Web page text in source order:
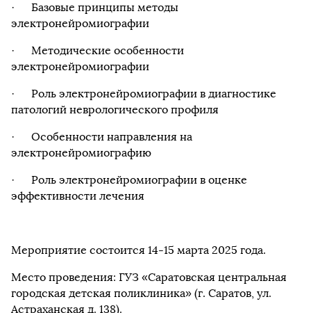
· Базовые принципы методы
электронейромиографии
· Методические особенности
электронейромиографии
· Роль электронейромиографии в диагностике
патологий неврологического профиля
· Особенности направления на
электронейромиографию
· Роль электронейромиографии в оценке
эффективности лечения
Мероприятие состоится 14-15 марта 2025 года.
Место проведения: ГУЗ «Саратовская центральная
городская детская поликлиника» (г. Саратов, ул.
Астраханская д. 138).